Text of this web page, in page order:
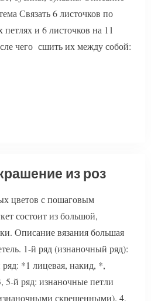
Связать 6 листочков по
и 6 листочков на 11
чего сшить их между собой:
из роз
цветов с пошаговым
состоит из большой,
Описание вязания большая
1-й ряд (изнаночный ряд):
*1 лицевая, накид, *,
5-й ряд: изнаночные петли
скрещенными). 4,